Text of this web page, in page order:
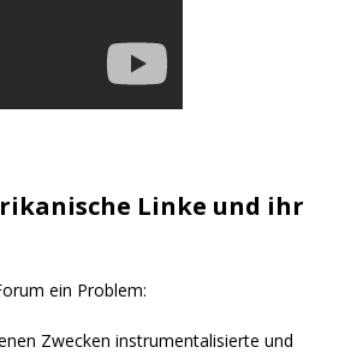
Linke und ihr
ein Problem:
Zwecken instrumentalisierte und